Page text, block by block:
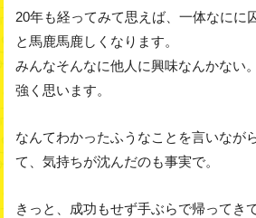
20年も経ってみて思えば、一体なにに
と馬鹿馬鹿しくなります。
みんなそんなに他人に興味なんかない
強く思います。
なんてわかったふうなことを言いなが
て、気持ちが沈んだのも事実で。
きっと、成功もせず手ぶらで帰ってき